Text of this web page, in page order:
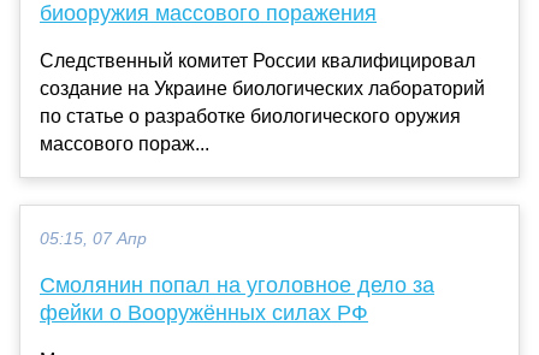
биооружия массового поражения
Следственный комитет России квалифицировал
создание на Украине биологических лабораторий
по статье о разработке биологического оружия
массового пораж...
05:15, 07 Апр
Смолянин попал на уголовное дело за
фейки о Вооружённых силах РФ